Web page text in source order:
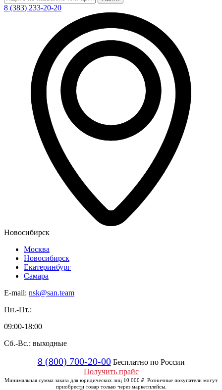
8 (383) 233-20-20
Новосибирск
Москва
Новосибирск
Екатеринбург
Самара
E-mail: nsk@san.team
Пн.-Пт.:
09:00-18:00
Сб.-Вс.: выходные
8 (800) 700-20-00 Бесплатно по России
Получить прайс
Минимальная сумма заказа для юридических лиц 10 000 ₽. Розничные покупатели могут
приобрести товар только через маркетплейсы.